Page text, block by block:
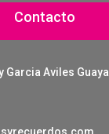
Contacto
Garcia Aviles